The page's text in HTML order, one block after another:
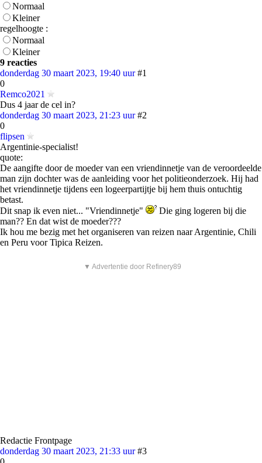
Normaal
Kleiner
regelhoogte :
Normaal
Kleiner
9 reacties
donderdag 30 maart 2023, 19:40 uur #1
0
Remco2021
Dus 4 jaar de cel in?
donderdag 30 maart 2023, 21:23 uur #2
0
flipsen
Argentinie-specialist!
quote:
De aangifte door de moeder van een vriendinnetje van de veroordeelde
man zijn dochter was de aanleiding voor het politieonderzoek. Hij had
het vriendinnetje tijdens een logeerpartijtje bij hem thuis ontuchtig
betast.
Dit snap ik even niet... "Vriendinnetje"
Die ging logeren bij die
man?? En dat wist de moeder???
Ik hou me bezig met het organiseren van reizen naar Argentinie, Chili
en Peru voor Tipica Reizen.
▼ Advertentie door Refinery89
Redactie Frontpage
donderdag 30 maart 2023, 21:33 uur #3